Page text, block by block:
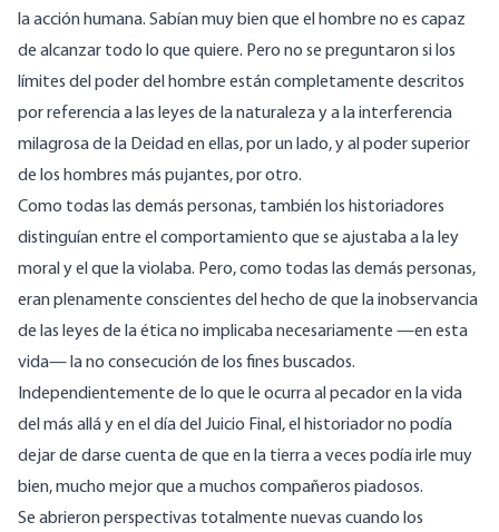
la acción humana. Sabían muy bien que el hombre no es capaz
de alcanzar todo lo que quiere. Pero no se preguntaron si los
límites del poder del hombre están completamente descritos
por referencia a las leyes de la naturaleza y a la interferencia
milagrosa de la Deidad en ellas, por un lado, y al poder superior
de los hombres más pujantes, por otro.
Como todas las demás personas, también los historiadores
distinguían entre el comportamiento que se ajustaba a la ley
moral y el que la violaba. Pero, como todas las demás personas,
eran plenamente conscientes del hecho de que la inobservancia
de las leyes de la ética no implicaba necesariamente —en esta
vida— la no consecución de los fines buscados.
Independientemente de lo que le ocurra al pecador en la vida
del más allá y en el día del Juicio Final, el historiador no podía
dejar de darse cuenta de que en la tierra a veces podía irle muy
bien, mucho mejor que a muchos compañeros piadosos.
Se abrieron perspectivas totalmente nuevas cuando los